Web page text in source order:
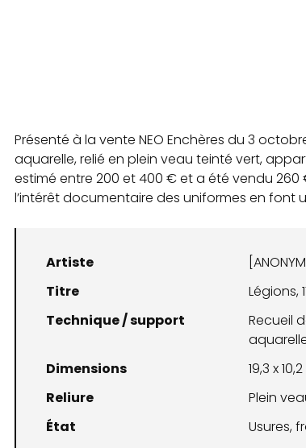
Présenté à la vente NEO Enchères du 3
aquarelle, relié en plein veau teinté vert,
estimé entre 200 et 400 € et a été vendu
l’intérêt documentaire des uniformes en font
Artiste
Titre
Légions,
Technique / support
Recueil
Dimensions
19,3 x
Reliure
Plein
État
Usures,